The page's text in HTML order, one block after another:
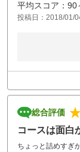
平均スコア：90
投稿日：2018/01/
総合評価
コースは面白
ちょっと詰めすぎ